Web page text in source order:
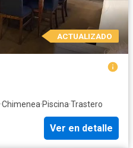
ACTUALIZADO
·Chimenea·Piscina·Trastero
Ver en detalle